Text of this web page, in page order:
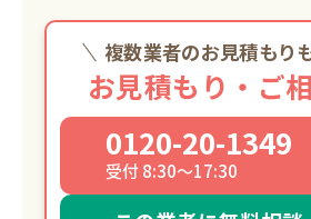
と温かさを忘れず、これ
さまと共に歩んでまいり
複数業者のお見積もり
お見積もり・ご
0120-20-1349
受付 8:30～17:30